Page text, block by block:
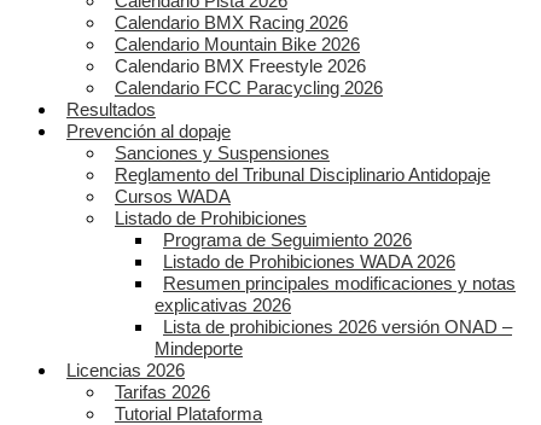
Calendario BMX Racing 2026
Calendario Mountain Bike 2026
Calendario BMX Freestyle 2026
Calendario FCC Paracycling 2026
Resultados
Prevención al dopaje
Sanciones y Suspensiones
Reglamento del Tribunal Disciplinario Antidopaje
Cursos WADA
Listado de Prohibiciones
Programa de Seguimiento 2026
Listado de Prohibiciones WADA 2026
Resumen principales modificaciones y notas
explicativas 2026
Lista de prohibiciones 2026 versión ONAD –
Mindeporte
Licencias 2026
Tarifas 2026
Tutorial Plataforma